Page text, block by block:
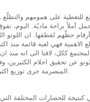
للتغطية على همومهم والتطلّع
حظّهم لقطفها. ان اللوتو
الاهمية فهي لعبة قائمة منذ
ككل، لافتا الى انه منذ ان
لم تنفك لعبة اللوتو عن تحقيق احلام
المنصرمة جرى توزيع اكثر من 403 مليارات ليرة لبنانية على اكثر من 17 مليون رابح.
كنتيجة للحضارات المختلفة